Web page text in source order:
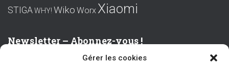
Gérer les cookies
STIGAWHY! Wiko Worx Xiaomi
Newsletter – Abonnez-vous !
Prénom ou nom complet